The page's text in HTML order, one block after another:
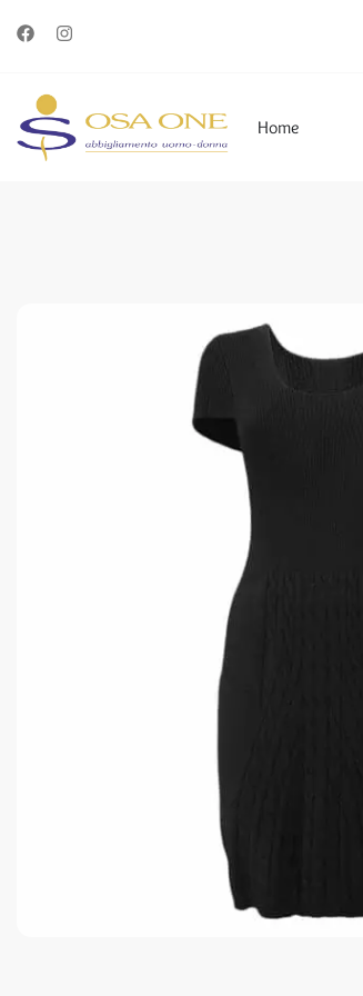
Home